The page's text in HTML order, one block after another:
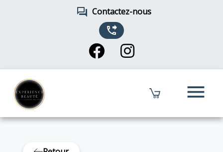
forum Contactez-nous
phone_forwarded
menu